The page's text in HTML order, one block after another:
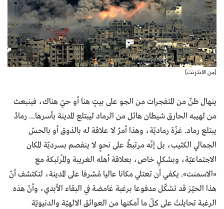
(من الانترنت)
ينهال طنٌ من المتفجرات من الجو على بيتٍ هنا أو حيّ هناك، فينبعث
من لهيبه الحارق شيطان هائل من الرماد ليبتلع المدينة بأسرها... رمادٌ
يبتلع رماد. غزّة رماديّة، وهذا أمرٌ لا علاقة له بالذوق أو بالحسّ
الجمالي الكئيب، بل إنّه مرتبطٌ على نحوٍ لا ينفصم بسرديّة المكان
الاجتماعيّة، وبشكلٍ خاص، بعلاقة أهله الغريبة والمُرتبكة مع
«الاسمنت». يكفي أن تعتلي مكانا عاليا مُشرفا على المدينة، لتكتشف أنّ
هذا الحيّز قد تشكّل مدفوعا برغبة غامضة في البقاء الأبدي، وأنّ هذه
الرغبة تحايلتْ على كلّ ما أمكنها من العوائق الالهيّة والدنيويّة